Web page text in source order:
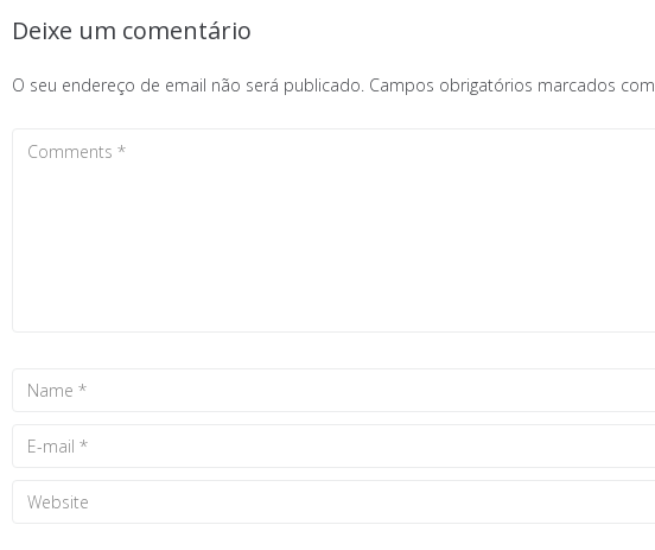
Deixe um comentário
O seu endereço de email não será publicado. Campos obrigatórios marcados com